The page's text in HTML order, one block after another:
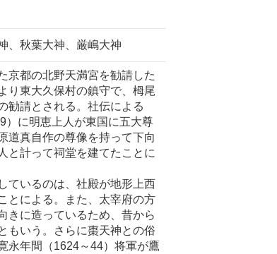
、秋葉大神、厳嶋大神
京都の北野天満宮を勧請した
り東大久保村の鎮守で、栂尾
勧請とされる。社伝による
）に明恵上人が東国に五大尊
道真自作の尊像を持って下向
と計って祠堂を建てたことに
ているのは、社殿が地形上西
とによる。また、太宰府の方
きに造っているため、昔から
もいう。さらに棗天神との俗
永年間（1624～44）将軍が鷹